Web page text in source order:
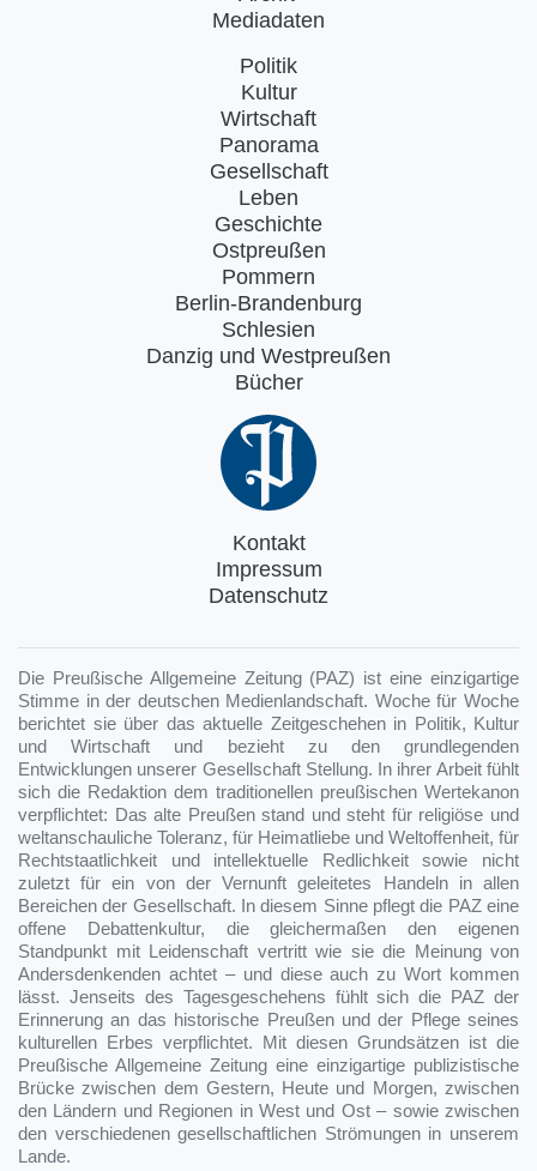
Mediadaten
Politik
Kultur
Wirtschaft
Panorama
Gesellschaft
Leben
Geschichte
Ostpreußen
Pommern
Berlin-Brandenburg
Schlesien
Danzig und Westpreußen
Bücher
Kontakt
Impressum
Datenschutz
Die Preußische Allgemeine Zeitung (PAZ) ist eine einzigartige
Stimme in der deutschen Medienlandschaft. Woche für Woche
berichtet sie über das aktuelle Zeitgeschehen in Politik, Kultur
und Wirtschaft und bezieht zu den grundlegenden
Entwicklungen unserer Gesellschaft Stellung. In ihrer Arbeit fühlt
sich die Redaktion dem traditionellen preußischen Wertekanon
verpflichtet: Das alte Preußen stand und steht für religiöse und
weltanschauliche Toleranz, für Heimatliebe und Weltoffenheit, für
Rechtstaatlichkeit und intellektuelle Redlichkeit sowie nicht
zuletzt für ein von der Vernunft geleitetes Handeln in allen
Bereichen der Gesellschaft. In diesem Sinne pflegt die PAZ eine
offene Debattenkultur, die gleichermaßen den eigenen
Standpunkt mit Leidenschaft vertritt wie sie die Meinung von
Andersdenkenden achtet – und diese auch zu Wort kommen
lässt. Jenseits des Tagesgeschehens fühlt sich die PAZ der
Erinnerung an das historische Preußen und der Pflege seines
kulturellen Erbes verpflichtet. Mit diesen Grundsätzen ist die
Preußische Allgemeine Zeitung eine einzigartige publizistische
Brücke zwischen dem Gestern, Heute und Morgen, zwischen
den Ländern und Regionen in West und Ost – sowie zwischen
den verschiedenen gesellschaftlichen Strömungen in unserem
Lande.